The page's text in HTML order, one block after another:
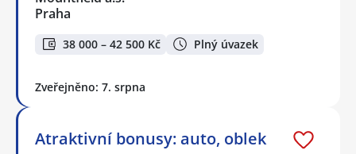
Praha
38 000 – 42 500 Kč Plný úvazek
Zveřejněno: 7. srpna
Atraktivní bonusy: auto, oblek